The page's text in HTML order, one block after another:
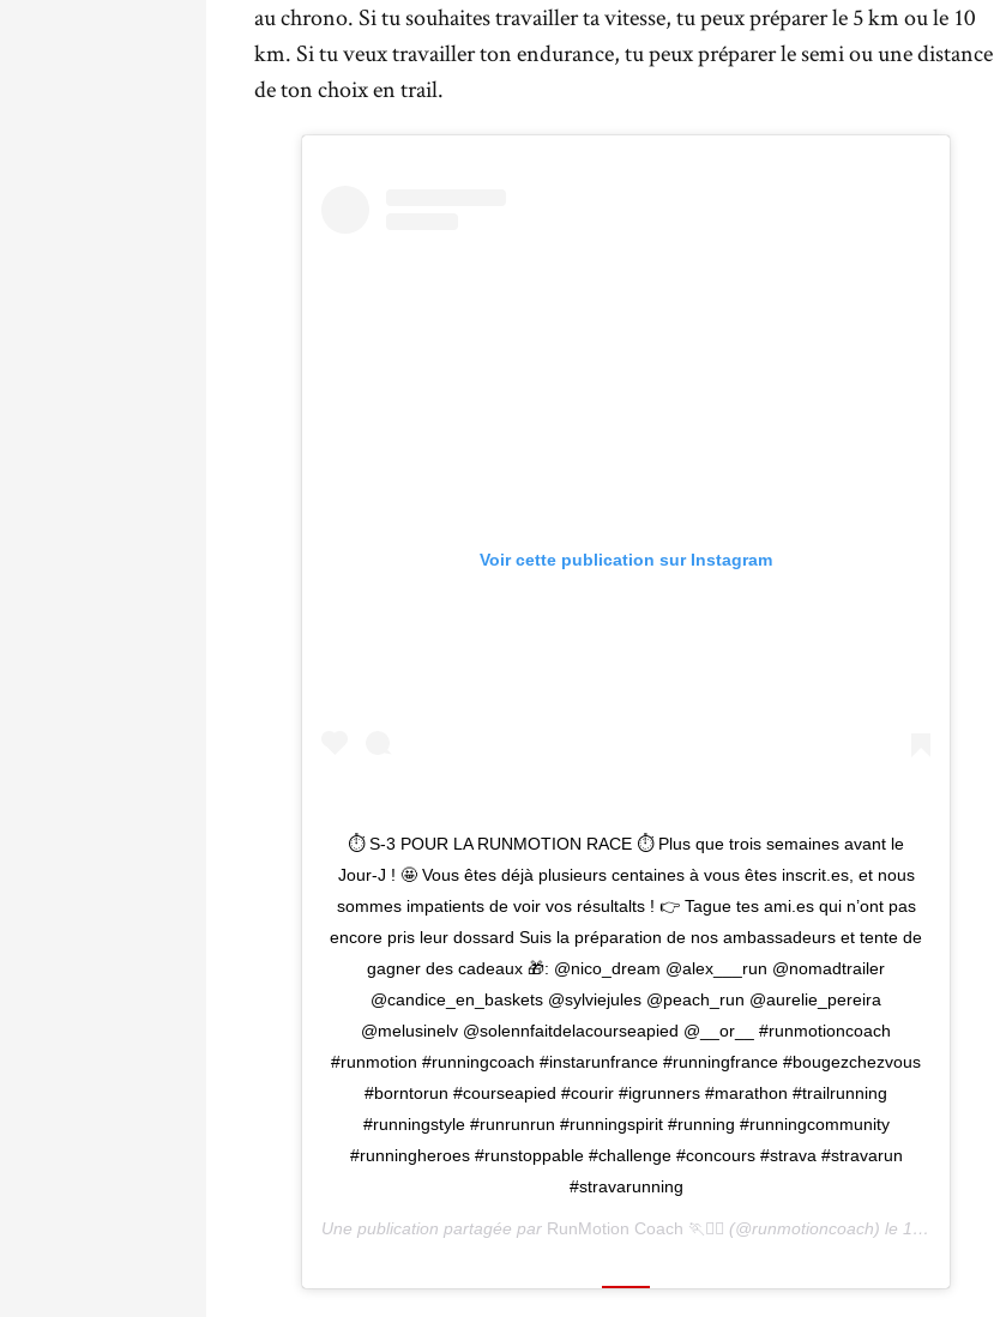
au chrono. Si tu souhaites travailler ta vitesse, tu peux préparer le 5 km ou le 10
km. Si tu veux travailler ton endurance, tu peux préparer le semi ou une distance
de ton choix en trail.
Voir cette publication sur Instagram
⏱ S-3 POUR LA RUNMOTION RACE ⏱ Plus que trois semaines avant le
Jour-J ! 🤩 Vous êtes déjà plusieurs centaines à vous êtes inscrit.es, et nous
sommes impatients de voir vos résultalts ! 👉 Tague tes ami.es qui n’ont pas
encore pris leur dossard Suis la préparation de nos ambassadeurs et tente de
gagner des cadeaux 🎁: @nico_dream @alex___run @nomadtrailer
@candice_en_baskets @sylviejules @peach_run @aurelie_pereira
@melusinelv @solennfaitdelacourseapied @__or__ #runmotioncoach
#runmotion #runningcoach #instarunfrance #runningfrance #bougezchezvous
#borntorun #courseapied #courir #igrunners #marathon #trailrunning
#runningstyle #runrunrun #runningspirit #running #runningcommunity
#runningheroes #runstoppable #challenge #concours #strava #stravarun
#stravarunning
Une publication partagée par RunMotion Coach 🏃🏃‍♀️ (@runmotioncoach) le 14 Juin 2020 à 12 :00 PDT